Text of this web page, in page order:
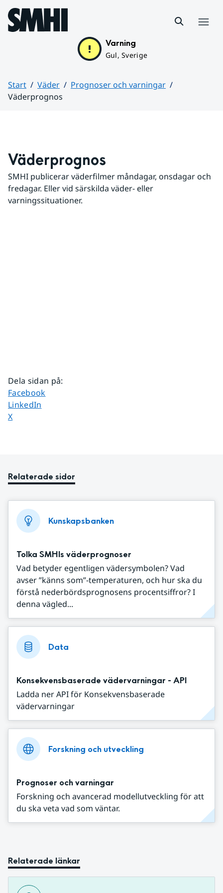
Hoppa till sidans innehåll
Varning
Gul, Sverige
Start Väder
Prognoser och varningar
Väderprognos
Väderprognos
SMHI publicerar väderfilmer måndagar, onsdagar och
fredagar. Eller vid särskilda väder- eller
varningssituationer.
Dela sidan på:
Dela sidan på
Facebook
Dela sidan på
LinkedIn
Dela sidan på
X
Relaterade sidor
Kunskapsbanken
Tolka SMHIs väderprognoser
Vad betyder egentligen vädersymbolen? Vad
avser ”känns som”-temperaturen, och hur ska du
förstå nederbördsprognosens procentsiffror? I
denna vägled...
Data
Konsekvensbaserade vädervarningar - API
Ladda ner API för Konsekvensbaserade
vädervarningar
Forskning och utveckling
Prognoser och varningar
Forskning och avancerad modellutveckling för att
du ska veta vad som väntar.
Relaterade länkar